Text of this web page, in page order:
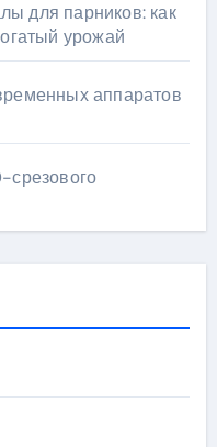
для парников: как
урожай
аппаратов
срезового